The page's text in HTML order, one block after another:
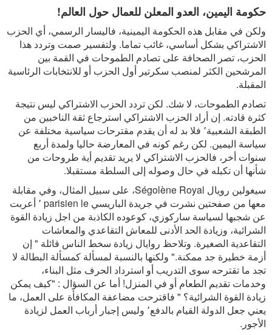
حكومة اليمين، العدو المعلن للعمال حول العالم!
ولكن في مقابل هذه الحكومة اليمينية، فاليسار الرسمي، أي الحزب
الاشتراكي بشكل أساسي، غائب تماما. ولتفسير صمت وتردد هذا
الحزب، تصر الصحافة على تصادم الطموحات في القمة بين
المرشحين الكثر لمنصب سكرتير أول الحزب أو للانتخابات الرئاسية
المقبلة.
تصادم الطموحات، لا شك. لكن تردد الحزب الاشتراكي ليس نتيجة
كثرة قادته. إن أراد الحزب الاشتراكي استرجاع ثقة الناخبين من
الطبقة الشعبية٬ فلا بد له أن يقدم مقترحات سياسية مختلفة عن
سياسة اليمين. لكن رغم كونه في المعارضة حاليا ولمدة أربع
سنوات أخر، فالحزب الاشتراكي لا يريد تقديم أية طروحات من
شأنها أن تكبله في حال وصوله إلى السلطة مستقبلا.
سيغولين رويال Ségolène Royal، على سبيل المثال، وفي مقابلة
معها من صفحتين نشرت في جريدة الباريسي parisien le ٬ أعربت
عن شجبها لسياسة ساركوزي، كوعوده الكاذبة من اجل زيادة القوة
الشرائية، وزيادة الحد الأدنى للمعاش التقاعدي والمعاشات
التقاعدية الصغيرة. وتلاحظ روايال زيادة سخط الناس قائلة " إن
أزمة خطيرة جد ممكنة." ولكنها بالنسبة لمسألة كمسألة البطالة لا
تجد ما تقترحه سوى التدريب أو استرداد الحرف مثل البناء،
وخدمات تقديم الطعام أو في المنزل! أما عن السؤال : "كيف يمكن
زيادة القوة الشرائية؟ " فاقترحت مضاعفة المكافأة على العمل، ما
يعني جعل الدولة القيام بالدفع٬ وليس إجبار أرباب العمل لزيادة
الأجور.